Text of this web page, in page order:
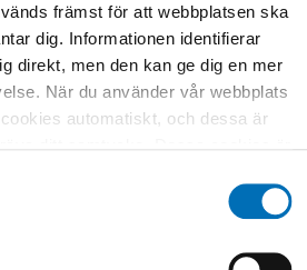
främst för att webbplatsen ska
dig. Informationen identifierar
direkt, men den kan ge dig en mer
När du använder vår webbplats
automatiskt, och dessa är
din integritet, och du kan
du vill acceptera.
knowledge for tomorrow’s actions –
Deafblindness is hosted by Nordic
in the Nordic Council of
sector.